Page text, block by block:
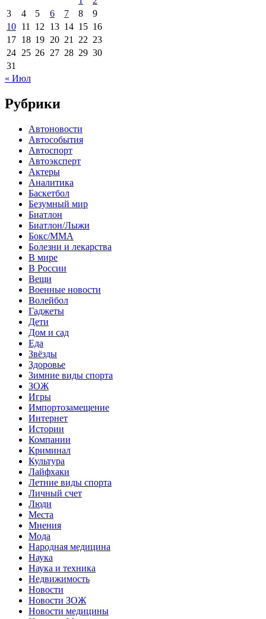
3
4 5 6 7 8
9
10 11 12 13 14 15 16
17 18 19 20 21 22 23
24 25 26 27 28 29 30
31
« Июл
Рубрики
Автоновости
Автособытия
Автоспорт
Автоэксперт
Актеры
Аналитика
Баскетбол
Безумный мир
Биатлон
Биатлон/Лыжи
Бокс/MMA
Болезни и лекарства
В мире
В России
Вещи
Военные новости
Волейбол
Гаджеты
Дети
Дом и сад
Еда
Звёзды
Здоровье
Зимние виды спорта
ЗОЖ
Игры
Импортозамещение
Интернет
Истории
Компании
Криминал
Культура
Лайфхаки
Летние виды спорта
Личный счет
Люди
Места
Мнения
Мода
Народная медицина
Наука
Наука и техника
Недвижимость
Новости
Новости ЗОЖ
Новости медицины